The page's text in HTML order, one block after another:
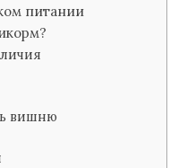
питании
вишню